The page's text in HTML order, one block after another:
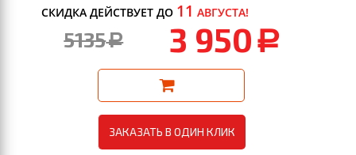
СКИДКА ДЕЙСТВУЕТ ДО 11 АВГУСТА!
5135a 3 950 a
ЗАКАЗАТЬ В ОДИН КЛИК